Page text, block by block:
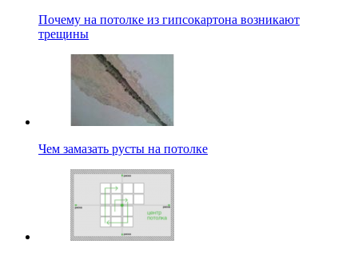
Почему на потолке из гипсокартона возникают
трещины
Чем замазать русты на потолке